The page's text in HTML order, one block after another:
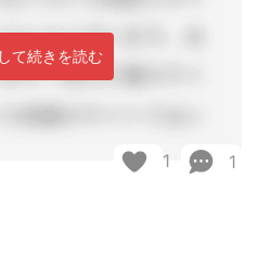
て続きを読む
1 1